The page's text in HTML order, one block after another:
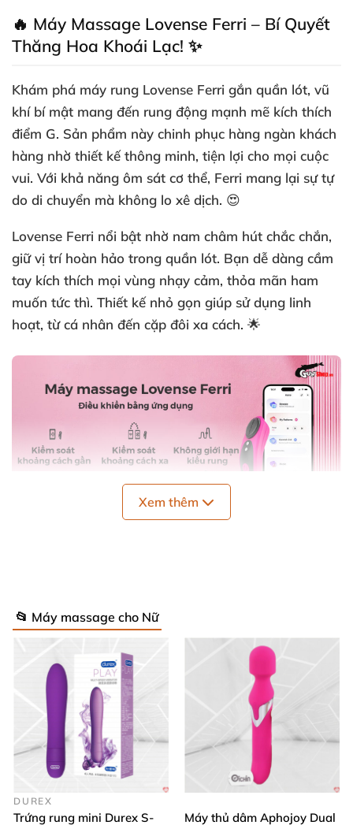
🔥 Máy Massage Lovense Ferri – Bí Quyết
Thăng Hoa Khoái Lạc! ✨
Khám phá máy rung Lovense Ferri gắn quần lót, vũ
khí bí mật mang đến rung động mạnh mẽ kích thích
điểm G. Sản phẩm này chinh phục hàng ngàn khách
hàng nhờ thiết kế thông minh, tiện lợi cho mọi cuộc
vui. Với khả năng ôm sát cơ thể, Ferri mang lại sự tự
do di chuyển mà không lo xê dịch. 😍
Lovense Ferri nổi bật nhờ nam châm hút chắc chắn,
giữ vị trí hoàn hảo trong quần lót. Bạn dễ dàng cầm
tay kích thích mọi vùng nhạy cảm, thỏa mãn ham
muốn tức thì. Thiết kế nhỏ gọn giúp sử dụng linh
hoạt, từ cá nhân đến cặp đôi xa cách. 🌟
Máy massage Lovense Ferri gắn quần lót rung điểm G điều
Máy massage Lovense Ferri gắn quần lót rung điểm G điều
khiển app
Xem thêm
📂 Máy massage cho Nữ
DUREX
Trứng rung mini Durex S-
Máy thủ dâm Aphojoy Dual